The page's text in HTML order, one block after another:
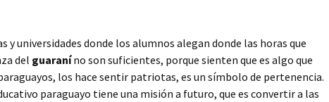
y universidades donde los alumnos alegan donde las horas que
del guaraníno son suficientes, porque sienten que es algo que
los hace sentir patriotas, es un símbolo de pertenencia.
paraguayo tiene una misión a futuro, que es convertir a las